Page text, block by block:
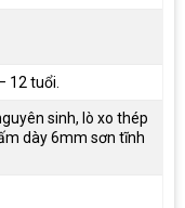
12 tuổi.
sinh, lò xo thép
dày 6mm sơn tĩnh